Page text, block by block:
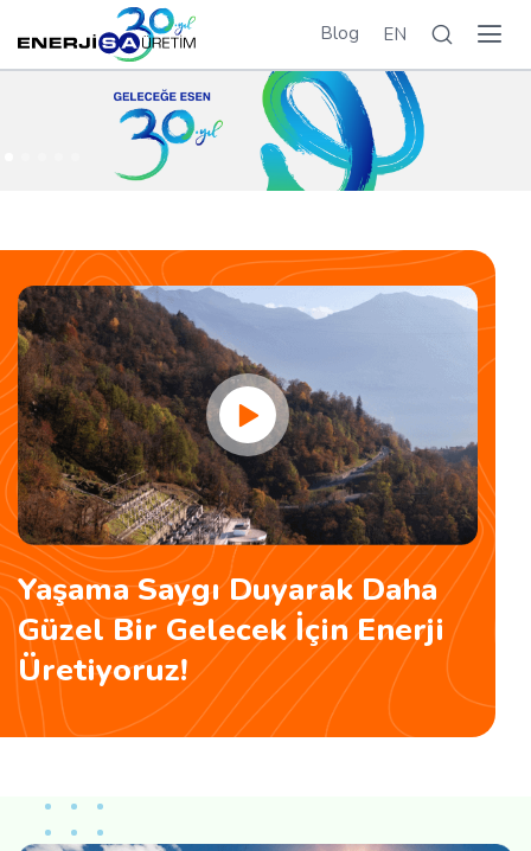
Blog EN
Yaşama Saygı Duyarak Daha
Güzel Bir Gelecek İçin Enerji
Üretiyoruz!